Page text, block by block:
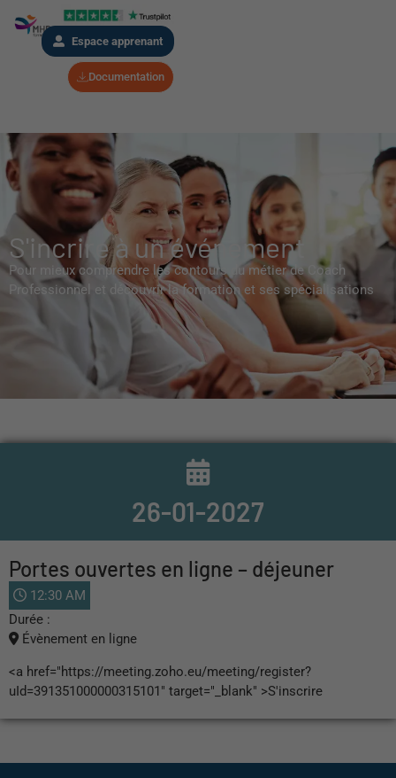
Espace apprenant
Documentation
S'incrire à un événement
Pour mieux comprendre les contours du métier de Coach
Professionnel et découvrir la formation et ses spécialisations
26-01-2027
Portes ouvertes en ligne – déjeuner
12:30 AM
Durée :
Évènement en ligne
<a href="https://meeting.zoho.eu/meeting/register?
uId=391351000000315101" target="_blank" >S'inscrire